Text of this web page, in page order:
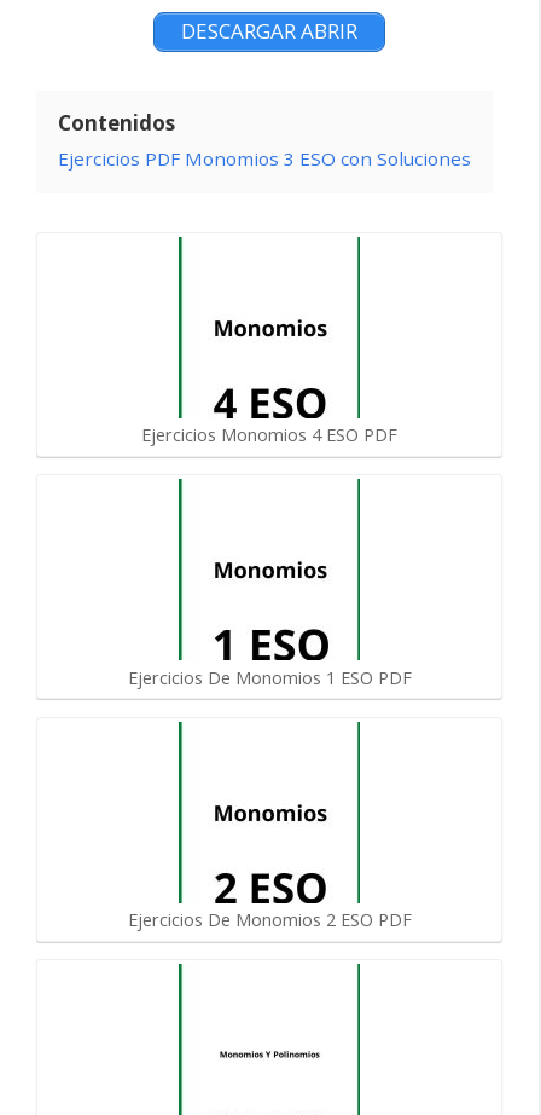
DESCARGAR ABRIR
Contenidos
Ejercicios PDF Monomios 3 ESO con Soluciones
Ejercicios Monomios 4 ESO PDF
Ejercicios De Monomios 1 ESO PDF
Ejercicios De Monomios 2 ESO PDF